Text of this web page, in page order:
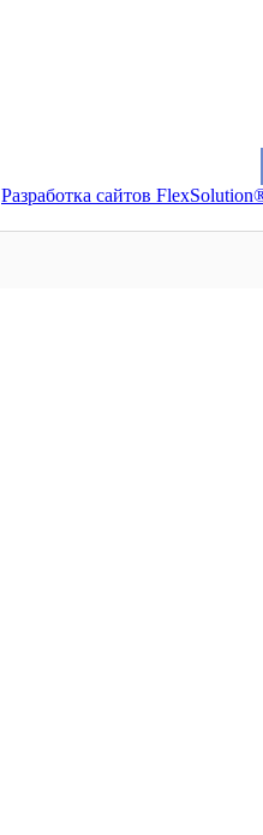
Разработка сайтов